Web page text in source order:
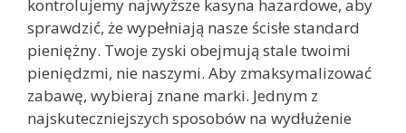
kontrolujemy najwyższe kasyna hazardowe, aby
sprawdzić, że wypełniają nasze ścisłe standard
pieniężny. Twoje zyski obejmują stale twoimi
pieniędzmi, nie naszymi. Aby zmaksymalizować
zabawę, wybieraj znane marki. Jednym z
najskuteczniejszych sposobów na wydłużenie